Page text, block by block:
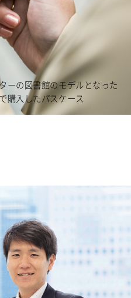
ーの図書館のモデルとなった
購入したパスケース